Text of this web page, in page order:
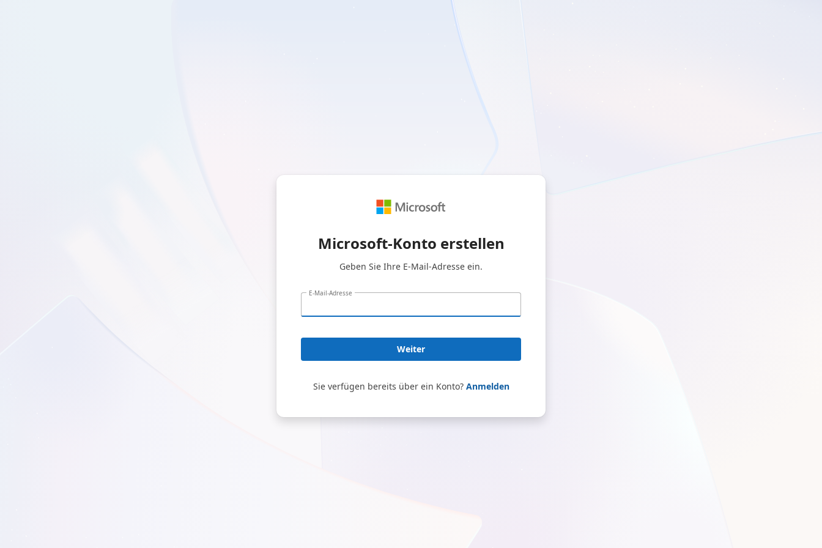
Microsoft-Konto erstellen
Geben Sie Ihre E-Mail-Adresse ein.
E-Mail-Adresse
Weiter
Sie verfügen bereits über ein Konto? Anmelden